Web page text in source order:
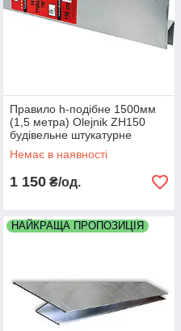
Правило h-подібне 1500мм
(1,5 метра) Olejnik ZH150
будівельне штукатурне
алюмінієве товщина 1.9мм
Немає в наявності
1 150 ₴/од.
НАЙКРАЩА ПРОПОЗИЦІЯ